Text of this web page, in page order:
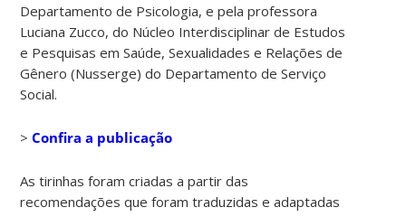
Departamento de Psicologia, e pela professora
Luciana Zucco, do Núcleo Interdisciplinar de Estudos
e Pesquisas em Saúde, Sexualidades e Relações de
Gênero (Nusserge) do Departamento de Serviço
Social.
>Confira a publicação
As tirinhas foram criadas a partir das
recomendações que foram traduzidas e adaptadas